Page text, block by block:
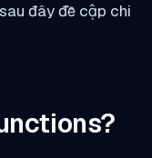
đây đề cập chi